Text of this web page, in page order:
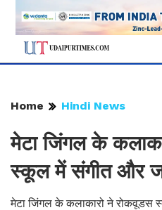
Home Hindi News
मेटा जिंगल के
स्कूल में संगीत और
मेटा जिंगल के कलाकारो ने